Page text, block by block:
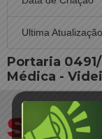
Ultima Atualização
Portaria
Médica -